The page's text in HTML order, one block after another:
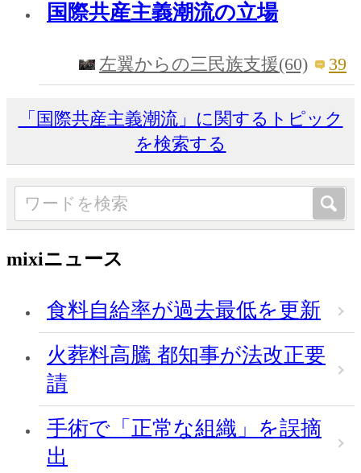
国際共産主義潮流の立場
左翼からの三民族支援(60) 39
「国際共産主義潮流」に関するトピック
を検索する
mixiニュース
食料自給率が過去最低を更新
火葬料高騰 都知事が法改正要
請
手術で「正常な組織」を誤摘
出